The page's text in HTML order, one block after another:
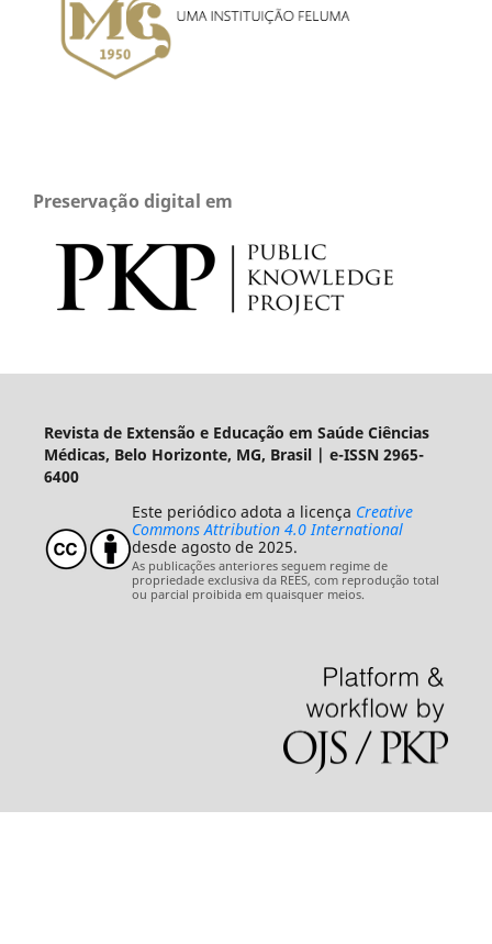
Preservação digital em
Revista de Extensão e Educação em Saúde Ciências
Médicas, Belo Horizonte, MG, Brasil | e-ISSN 2965-
6400
Este periódico adota a licença Creative
Commons Attribution 4.0 International
desde agosto de 2025.
As publicações anteriores seguem regime de
propriedade exclusiva da REES, com reprodução total
ou parcial proibida em quaisquer meios.